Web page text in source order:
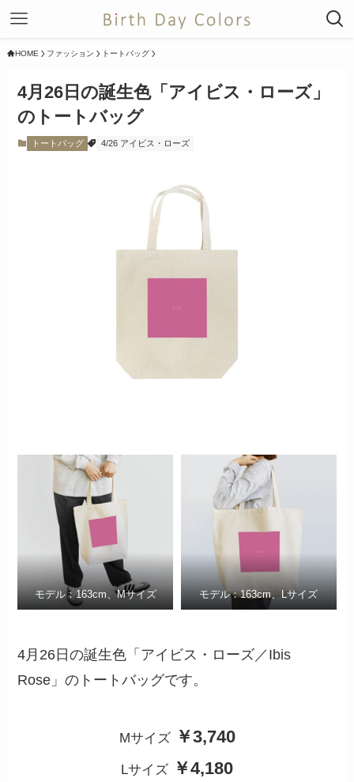
HOME ファッション トートバッグ
4月26日の誕生色「アイビス・ローズ」
のトートバッグ
トートバッグ 4/26 アイビス・ローズ
モデル：163cm、Mサイズ モデル：163cm、Lサイズ
4月26日の誕生色「アイビス・ローズ／Ibis
Rose」のトートバッグです。
Mサイズ ￥3,740
Lサイズ ￥4,180